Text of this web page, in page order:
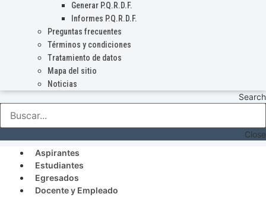
Generar P.Q.R.D.F.
Informes P.Q.R.D.F.
Preguntas frecuentes
Términos y condiciones
Tratamiento de datos
Mapa del sitio
Noticias
Search
Close
Aspirantes
Estudiantes
Egresados
Docente y Empleado